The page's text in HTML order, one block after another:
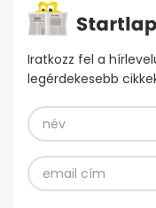
Iratkozz fel a
legérdekesebb